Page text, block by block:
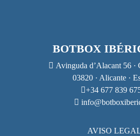
BOTBOX
Avinguda d’Alacant 56 ·
03820 · Alicante ·
+34 677 839
AVISO